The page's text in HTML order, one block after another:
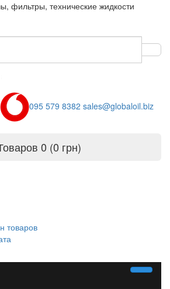
фильтры, технические жидкости
095 579 8382 sales@globaloil.biz
0 (0 грн)
товаров